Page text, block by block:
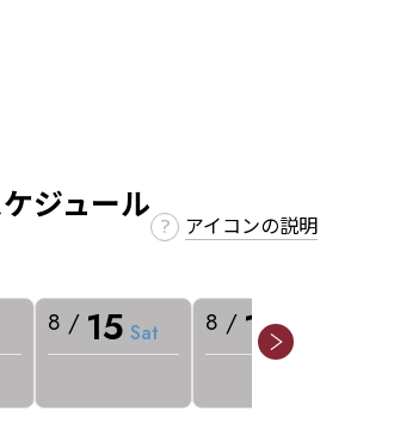
ジュール
アイコンの説明
8 / 15 Sat 8 / 16 Sun